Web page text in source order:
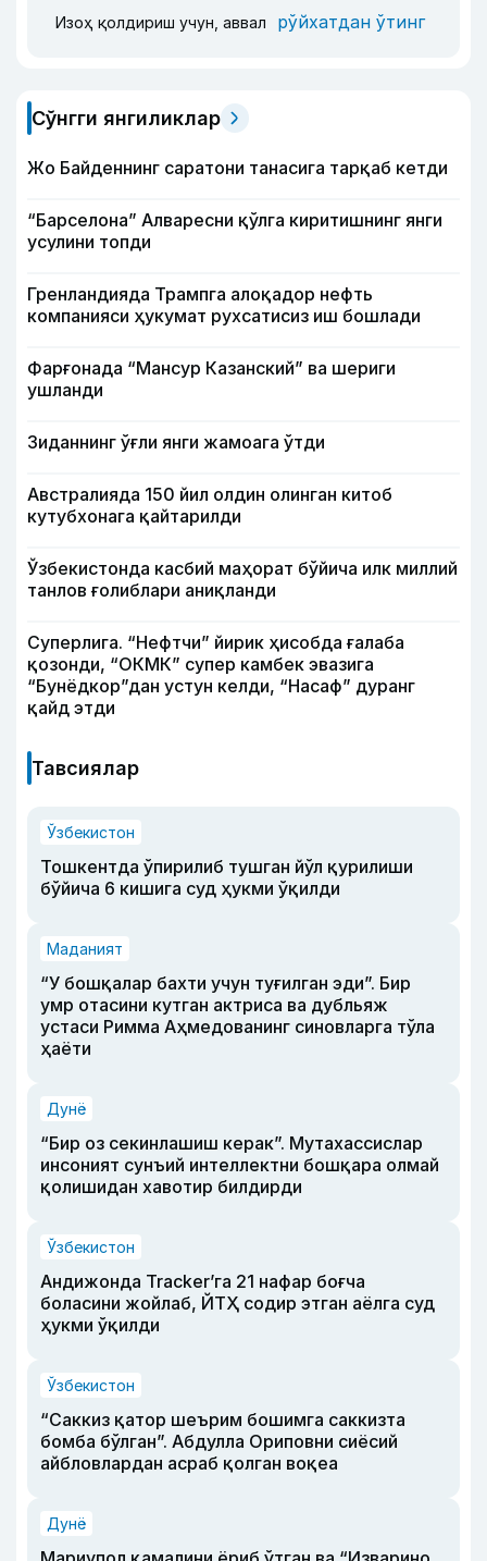
Изоҳ қолдириш учун, аввал рўйхатдан ўтинг
Сўнгги янгиликлар
Жо Байденнинг саратони танасига тарқаб кетди
“Барселона” Алваресни қўлга киритишнинг янги
усулини топди
Гренландияда Трампга алоқадор нефть
компанияси ҳукумат рухсатисиз иш бошлади
Фарғонада “Мансур Казанский” ва шериги
ушланди
Зиданнинг ўғли янги жамоага ўтди
Австралияда 150 йил олдин олинган китоб
кутубхонага қайтарилди
Ўзбекистонда касбий маҳорат бўйича илк миллий
танлов ғолиблари аниқланди
Суперлига. “Нефтчи” йирик ҳисобда ғалаба
қозонди, “ОКМК” супер камбек эвазига
“Бунёдкор”дан устун келди, “Насаф” дуранг
қайд этди
Тавсиялар
Ўзбекистон
Тошкентда ўпирилиб тушган йўл қурилиши
бўйича 6 кишига суд ҳукми ўқилди
Маданият
“У бошқалар бахти учун туғилган эди”. Бир
умр отасини кутган актриса ва дубльяж
устаси Римма Аҳмедованинг синовларга тўла
ҳаёти
Дунё
“Бир оз секинлашиш керак”. Мутахассислар
инсоният сунъий интеллектни бошқара олмай
қолишидан хавотир билдирди
Ўзбекистон
Андижонда Tracker’га 21 нафар боғча
боласини жойлаб, ЙТҲ содир этган аёлга суд
ҳукми ўқилди
Ўзбекистон
“Саккиз қатор шеърим бошимга саккизта
бомба бўлган”. Абдулла Ориповни сиёсий
айбловлардан асраб қолган воқеа
Дунё